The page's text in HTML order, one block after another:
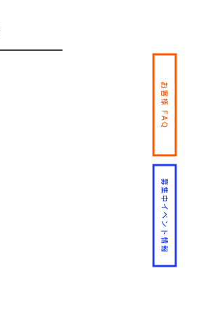
募集中イベント情報
お客様 FAQ